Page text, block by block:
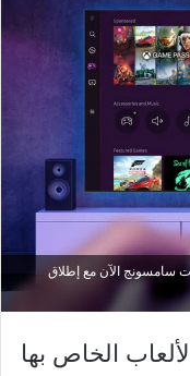
سامسونج الآن مع إطلاق
الخاص بها